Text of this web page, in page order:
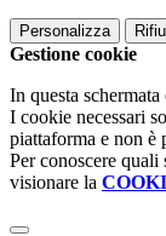
Personalizza
Gestione cookie
In questa
I cookie necessari
piattaforma e non è
Per conoscere
visionare la